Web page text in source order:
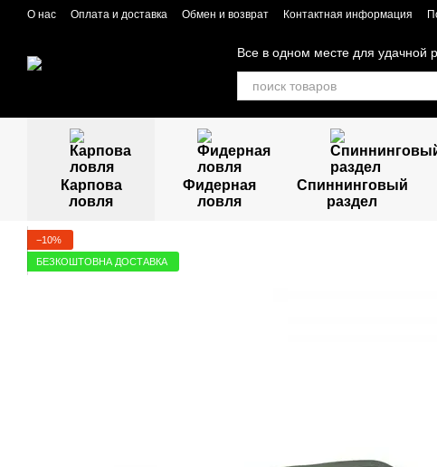
Перейти к основному контенту
О нас Оплата и доставка Обмен и возврат Контактная информация
Все в одном месте для удачной
Карпова
ловля
Фидерная
ловля
Спиннинговый
раздел
−10%
БЕЗКОШТОВНА ДОСТАВКА